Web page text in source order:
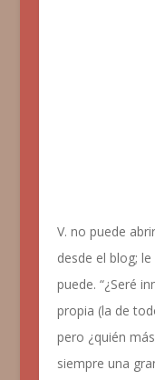
V. no puede
desde el blog;
puede. “¿Seré
propia (la de
pero ¿quién
siempre una